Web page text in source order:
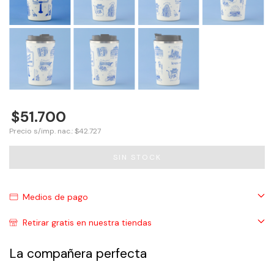
$51.700
Precio s/imp. nac.: $42.727
Medios de pago
Retirar gratis en nuestra tiendas
La compañera perfecta